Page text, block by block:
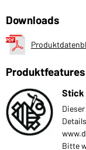
Downloads
Produktfeatures
Stick
Bitte